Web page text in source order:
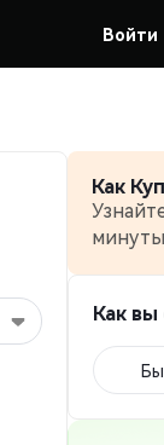
Войти
Как
Как вы